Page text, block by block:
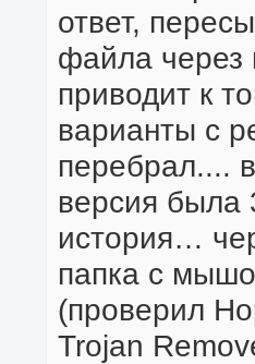
ответ,
файла через
приводит к
варианты с
перебрал....
версия была
история…
папка с
(проверил
Trojan